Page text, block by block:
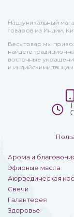
Наш уникальный
товаров из Индии,
Весь товар мы
найдете
восточные
и индийскими
Арома и
Эфирные масла
Аюрведическая
Свечи
Галантерея
Здоровье